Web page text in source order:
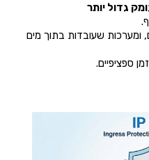
ומערכות שעובדות בתוך מים
ספציפיים.